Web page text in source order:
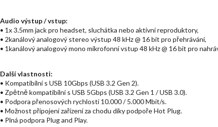
Audio výstup / vstup:
• 1x 3.5mm jack pro headset, sluchátka nebo aktivní reproduktory,
• 2kanálový analogový stereo výstup 48 kHz @ 16 bit pro přehrávání,
• 1kanálový analogový mono mikrofonní vstup 48 kHz @ 16 bit pro
Další vlastnosti:
• Kompatibilní s USB 10Gbps (USB 3.2 Gen 2).
• Zpětně kompatibilní s USB 5Gbps (USB 3.2 Gen 1 / USB 3.0).
• Podpora přenosových rychlostí 10.000 / 5.000 Mbit/s.
• Možnost připojení zařízení za chodu díky podpoře Hot Plug.
• Plná podpora Plug and Play.